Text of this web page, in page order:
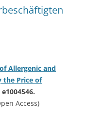
Allergenic and
the Price of
Access)